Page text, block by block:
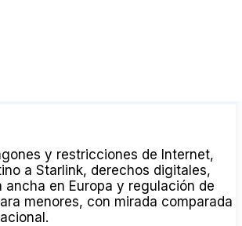
y restricciones de Internet,
a Starlink, derechos digitales,
ancha en Europa y regulación de
menores, con mirada comparada